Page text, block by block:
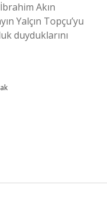
Akın
Yalçın Topçu’yu
duyduklarını